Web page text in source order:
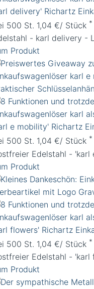
delivery' Richartz
500 St. 1,04 €/ Stück *
- karl delivery -
Produkt
e mobility' Richartz
500 St. 1,04 €/ Stück *
Edelstahl -
Produkt
flowers' Richartz
500 St. 1,04 €/ Stück *
Edelstahl - 'karl
Produkt